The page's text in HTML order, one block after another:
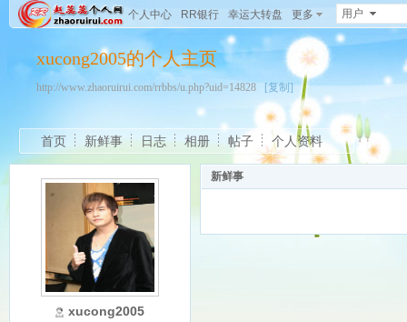
个人中心 RR银行 幸运大转盘 更多 用户
xucong2005的个人主页
http://www.zhaoruirui.com/rrbbs/u.php?uid=14828 [复制]
首页 新鲜事 日志 相册 帖子 个人资料
xucong2005
新鲜事